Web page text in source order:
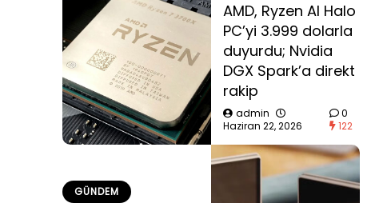
AMD, Ryzen AI Halo
PC’yi 3.999 dolarla
duyurdu; Nvidia
DGX Spark’a direkt
rakip
admin
Haziran 22, 2026
0
122
GÜNDEM